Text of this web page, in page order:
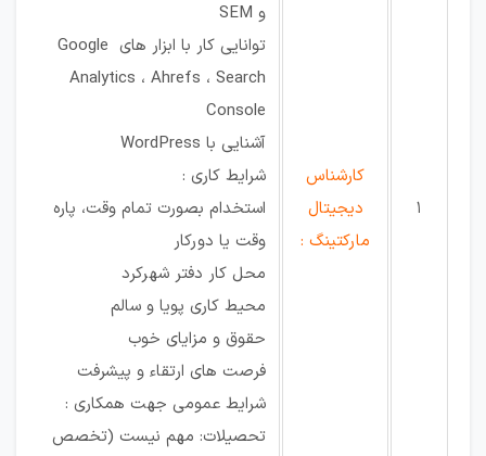
1
کارشناس
دیجیتال
مارکتینگ :
و SEM
توانایی کار با ابزار های Google
Analytics ، Ahrefs ، Search
Console
آشنایی با WordPress
شرایط کاری :
استخدام بصورت تمام وقت، پاره
وقت یا دورکار
محل کار دفتر شهرکرد
محیط کاری پویا و سالم
حقوق و مزایای خوب
فرصت های ارتقاء و پیشرفت
شرایط عمومی جهت همکاری :
تحصیلات: مهم نیست (تخصص